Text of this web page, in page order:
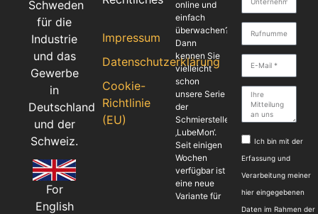
Schweden
für die
Industrie
und das
Gewerbe
in
Deutschland
und der
Schweiz.
For
English
Impressum
Datenschutzerklärung
Cookie-
Richtlinie
(EU)
online und
einfach
überwachen?
Dann
kennen Sie
vielleicht
schon
unsere Serie
der
Schmierstellenüberwachung
‚LubeMon‘.
Seit einigen
Wochen
verfügbar ist
eine neue
Variante für
Ich bin mit der
Erfassung und
Verarbeitung meiner
hier eingegebenen
Daten im Rahmen der